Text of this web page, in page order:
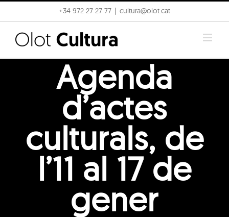
to
content
+34 972 27 27 77 cultura@olot.cat
Agenda
d’actes
culturals, de
l’11 al 17 de
gener